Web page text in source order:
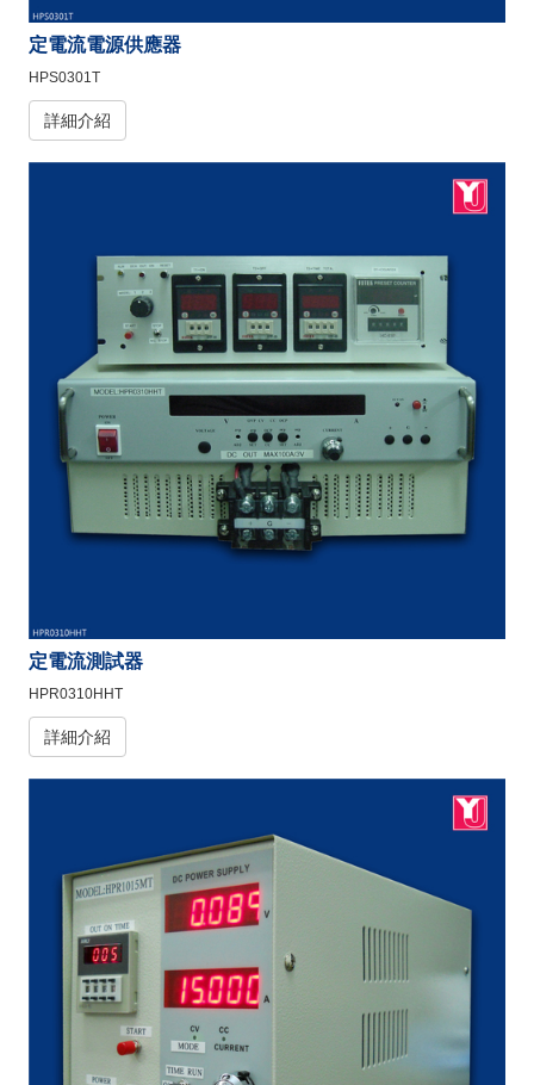
定電流電源供應器
HPS0301T
詳細介紹
定電流測試器
HPR0310HHT
詳細介紹